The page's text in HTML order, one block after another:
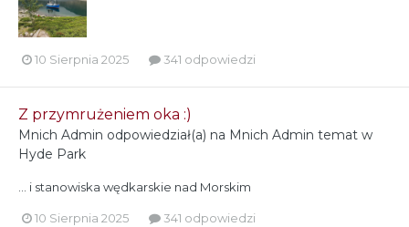
10 Sierpnia 2025 341 odpowiedzi
Z przymrużeniem oka :)
Mnich Admin odpowiedział(a) na Mnich Admin temat w
Hyde Park
… i stanowiska wędkarskie nad Morskim
10 Sierpnia 2025 341 odpowiedzi